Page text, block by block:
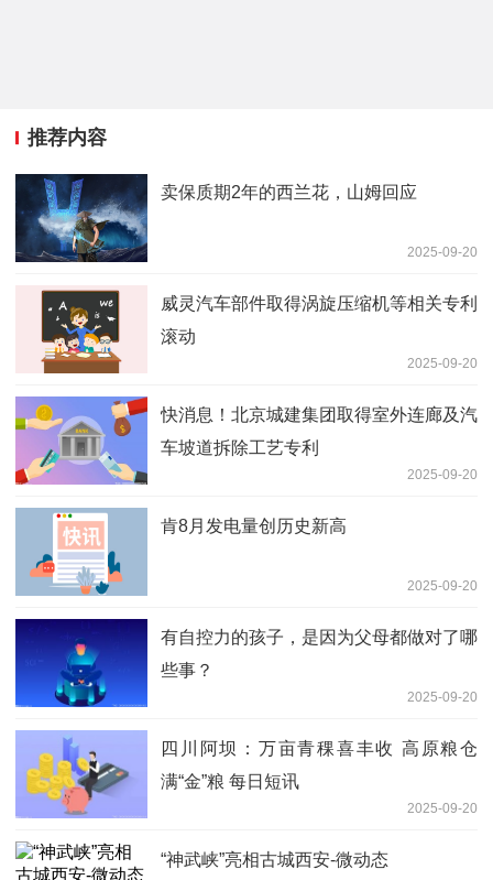
推荐内容
卖保质期2年的西兰花，山姆回应
2025-09-20
威灵汽车部件取得涡旋压缩机等相关专利
滚动
2025-09-20
快消息！北京城建集团取得室外连廊及汽
车坡道拆除工艺专利
2025-09-20
肯8月发电量创历史新高
2025-09-20
有自控力的孩子，是因为父母都做对了哪
些事？
2025-09-20
四川阿坝：万亩青稞喜丰收 高原粮仓
满“金”粮 每日短讯
2025-09-20
“神武峡”亮相古城西安-微动态